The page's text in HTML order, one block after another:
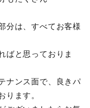
分は、すべてお客様
ばと思っておりま
ナンス面で、良きパ
ります。